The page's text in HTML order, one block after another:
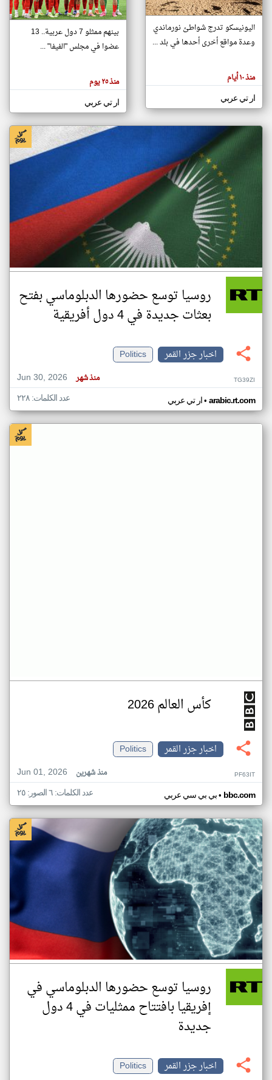
تغيير الدولة
اخبار جزر القمر على مدار الساعة
أهم اخبار جزر القمر العاجلة والمباشرة
هنا عن
وجهة
كاتبيها.
اليونيسكو تدرج شواطئ نورماندي
وعدة مواقع أخرى أحدها في بلد ...
منذ ١٠ أيام
ار تي عربي
بينهم ممثلو 7 دول عربية.. 13
عضوا في مجلس "الفيفا" ...
منذ ٢٥ يوم
ار تي عربي
روسيا توسع حضورها الدبلوماسي بفتح
بعثات جديدة في 4 دول أفريقية
اخبار جزر القمر
Politics
Jun 30, 2026
منذ شهر TG39ZI
ار تي عربي• arabic.rt.com عدد الكلمات: ٢٢٨
كأس العالم 2026
اخبار جزر القمر
Politics
Jun 01, 2026
منذ شهرين PF63IT
بي بي سي عربي• bbc.com عدد الكلمات: ٦ الصور: ٢٥
روسيا توسع حضورها الدبلوماسي في
إفريقيا بافتتاح ممثليات في 4 دول
جديدة
اخبار جزر القمر
Politics
klyoum.com